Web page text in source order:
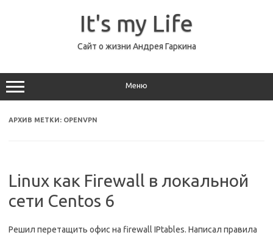
It's my Life
Сайт о жизни Андрея Гаркина
Меню
АРХИВ МЕТКИ: OPENVPN
Linux как Firewall в локальной
сети Centos 6
Решил перетащить офис на firewall IPtables. Написал правила